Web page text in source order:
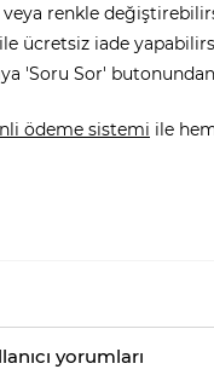
renkle
ile ücretsiz iade
'Soru Sor' butonundan
ödeme sistemi ile
yorumları